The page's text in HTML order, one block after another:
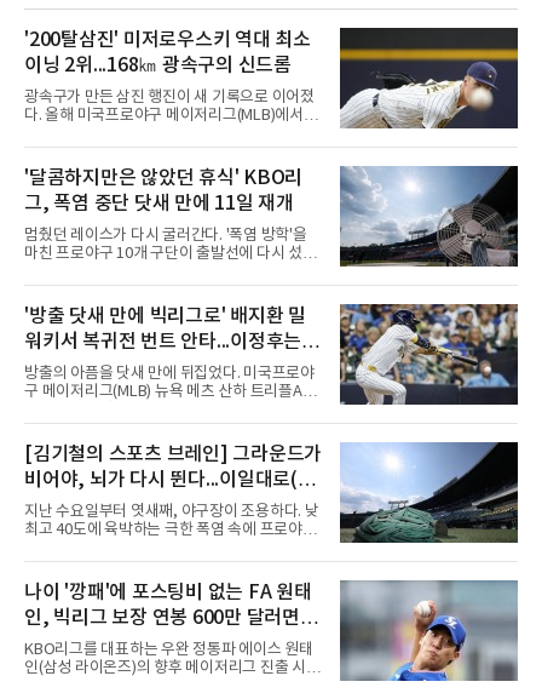
'200탈삼진' 미저로우스키 역대 최소
이닝 2위...168㎞ 광속구의 신드롬
광속구가 만든 삼진 행진이 새 기록으로 이어졌
다. 올해 미국프로야구 메이저리그(MLB)에서 시
완 제이컵 미저로우스키(밀워키 브루어스)가 역
대 최소 이닝 시즌 200탈삼진 2위 기록을 세웠
다.미저로우스키는 10일(한국시간) 미국 위스콘
신주 밀워키 아메리칸패밀리필드에서 열린 미네
소타 트윈스전에 선발로 나서 6이닝 9탈삼진 3
실점을 기록했다. 3회 첫 타자 앨런 로든을 헛스
윙 삼진으로 처리하며 시즌 200번째 삼진을 잡
닝 신기록을 세웠다. MLB닷컴이 엘리어스 스포
츠뷰로 자료를 인용해 소개한 바에
'달콤하지만은 않았던 휴식' KBO리
그, 폭염 중단 닷새 만에 11일 재개
멈췄던 레이스가 다시 굴러간다. '폭염 방학'을
마친 프로야구 10개 구단이 출발선에 다시 섰다.
SOL KBO리그는 11일 전국 5개 구장 경기를 시
작으로 일정을 이어간다. 국제종합대회 대표 파
견을 제외하면 정규리그가 다른 사유로 멈춘 것
은 코로나19 집단 감염을 겪은 2021년 7월 이후
5년 만이자 역대 두 번째다. KBO 사무국은 더위
가 최고조에 이른 5∼9일 25경기를 전면 취소하
고 9월 이후 일정을 다시 편성해 치르기로 했다.
시면 경기 시간은 예전으로 돌아갈 수 있다.선수
들에게는 올해 세 번째 출발이
'방출 닷새 만에 빅리그로' 배지환 밀
워키서 복귀전 번트 안타...이정후는
타율 2할대로
방출의 아픔을 닷새 만에 뒤집었다. 미국프로야
구 메이저리그(MLB) 뉴욕 메츠 산하 트리플A에
스 이적과 동시에 빅리그에 복귀했다.배지환은
10일(한국시간) 미국 위스콘신주 밀워키 아메리
칸패밀리필드에서 열린 미네소타 트윈스전에 밀
워키 유니폼을 입고 나섰다. 구단은 이날 마이너
리그 계약한 배지환을 26인 로스터에 올렸다고
발표했다.복귀 무대에서 결과도 나왔다. 3-3으
로 맞선 7회초 2루 대수비로 들어간 그는 7회말
연속 빅리그를 누볐던 그의 올 시즌 첫 안타였다.
9회말 무사 1루에서도 보내
[김기철의 스포츠 브레인] 그라운드가
비어야, 뇌가 다시 뛴다...이일대로(以
逸待勞)의 지혜
지난 수요일부터 엿새째, 야구장이 조용하다. 낮
최고 40도에 육박하는 극한 폭염 속에 프로야구
득차야 할 관중석은 텅 비었다. 리그 전체가 이렇
게 며칠씩 통째로 멈춘 것은 매우 이례적인 일이
다. 문밖을 나서면 거리는 사우나 한증막이고 10
여 분 걷기도 힘들고 머리도 멍해지는 날이 계속
되었다. 내일부터는 다시 함성이 돌아오겠지만,
지금 이 침묵은 승리도 패배도 아닌 다른 질문을
던진다. 왜 뛰지 않는 쪽이 오히려 더 똑똑한 선
나이 '깡패'에 포스팅비 없는 FA 원태
인, 빅리그 보장 연봉 600만 달러면
도장 찍어야...샌디에이고 유력
KBO리그를 대표하는 우완 정통파 에이스 원태
인(삼성 라이온즈)의 향후 메이저리그 진출 시나